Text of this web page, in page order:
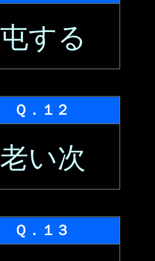
屯する
Ｑ．１２
老い次
Ｑ．１３